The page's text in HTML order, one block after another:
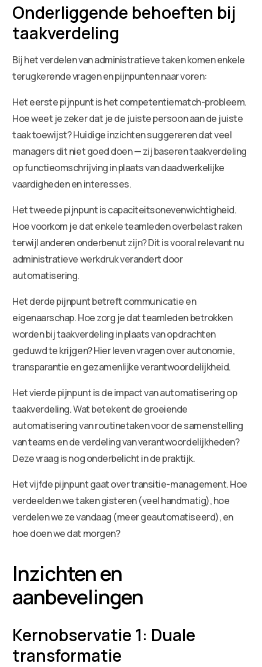
Onderliggende behoeften bij
taakverdeling
Bij het verdelen van administratieve taken komen enkele
terugkerende vragen en pijnpunten naar voren:
Het eerste pijnpunt is het competentiematch-probleem.
Hoe weet je zeker dat je de juiste persoon aan de juiste
taak toewijst? Huidige inzichten suggereren dat veel
managers dit niet goed doen — zij baseren taakverdeling
op functieomschrijving in plaats van daadwerkelijke
vaardigheden en interesses.
Het tweede pijnpunt is capaciteitsonevenwichtigheid.
Hoe voorkom je dat enkele teamleden overbelast raken
terwijl anderen onderbenut zijn? Dit is vooral relevant nu
administratieve werkdruk verandert door
automatisering.
Het derde pijnpunt betreft communicatie en
eigenaarschap. Hoe zorg je dat teamleden betrokken
worden bij taakverdeling in plaats van opdrachten
geduwd te krijgen? Hier leven vragen over autonomie,
transparantie en gezamenlijke verantwoordelijkheid.
Het vierde pijnpunt is de impact van automatisering op
taakverdeling. Wat betekent de groeiende
automatisering van routinetaken voor de samenstelling
van teams en de verdeling van verantwoordelijkheden?
Deze vraag is nog onderbelicht in de praktijk.
Het vijfde pijnpunt gaat over transitie-management. Hoe
verdeelden we taken gisteren (veel handmatig), hoe
verdelen we ze vandaag (meer geautomatiseerd), en
hoe doen we dat morgen?
Inzichten en
aanbevelingen
Kernobservatie 1: Duale
transformatie